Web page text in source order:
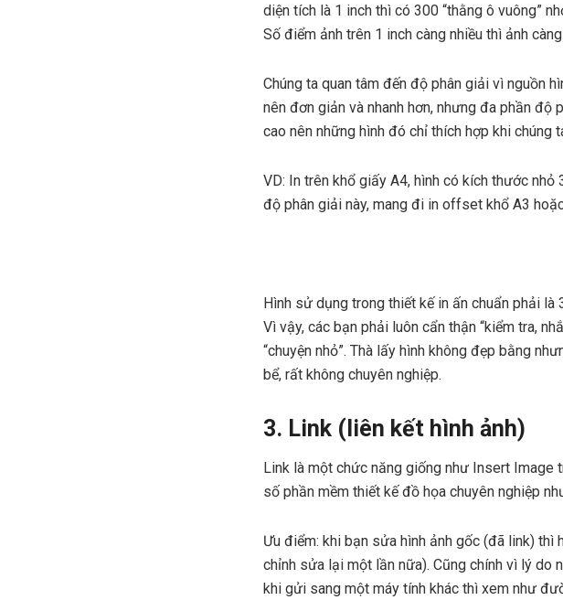
diện tích là 1 inch thì có 300 “thằng ô vuông”
Số điểm ảnh trên 1 inch càng nhiều thì ảnh
Chúng ta quan tâm đến độ phân giải vì nguồn
nên đơn giản và nhanh hơn, nhưng đa phần
cao nên những hình đó chỉ thích hợp khi chúng
VD: In trên khổ giấy A4, hình có kích thước
độ phân giải này, mang đi in offset khổ A3
Hình sử dụng trong thiết kế in ấn chuẩn phải
Vì vậy, các bạn phải luôn cẩn thận “kiểm tra,
“chuyện nhỏ”. Thà lấy hình không đẹp bằng
bể, rất không chuyên nghiệp.
3. Link (liên kết hình ảnh)
Link là một chức năng giống như Insert
số phần mềm thiết kế đồ họa chuyên nghiệp
Ưu điểm: khi bạn sửa hình ảnh gốc (đã link)
chỉnh sửa lại một lần nữa). Cũng chính vì lý do
khi gửi sang một máy tính khác thì xem như